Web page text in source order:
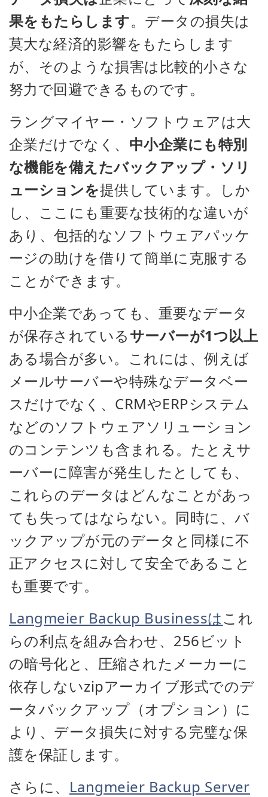
果をもたらします。データの損失は
莫大な経済的影響をもたらします
が、そのような損害は比較的小さな
努力で回避できるものです。
ラングマイヤー・ソフトウェアは大
企業だけでなく、 中小企業にも特別
な機能を備えたバックアップ・ソリ
ューションを提供しています。しか
し、ここにも重要な技術的な違いが
あり、包括的なソフトウェアパッケ
ージの助けを借りて簡単に克服する
ことができます。
中小企業であっても、重要なデータ
が保存されているサーバーが1つ以上
ある場合が多い。これには、例えば
メールサーバーや特殊なデータベー
スだけでなく、CRMやERPシステム
などのソフトウェアソリューション
のコンテンツも含まれる。たとえサ
ーバーに障害が発生したとしても、
これらのデータはどんなことがあっ
ても失ってはならない。同時に、バ
ックアップが元のデータと同様に不
正アクセスに対して安全であること
も重要です。
Langmeier Backup Businessはこれ
らの利点を組み合わせ、256ビット
の暗号化と、圧縮されたメーカーに
依存しないzipアーカイブ形式でのデ
ータバックアップ（オプション）に
より、データ損失に対する完璧な保
護を保証します。
さらに、 Langmeier Backup Server